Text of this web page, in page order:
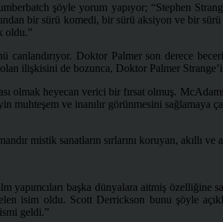
şöyle yorum yapıyor; “Stephen
bir sürü komedi, bir sürü aksiyon ve bir
oldu.”
Doktor Palmer son derece
ilişkisini de bozunca, Doktor Palmer
olmak heyecan verici bir fırsat olmuş.
muhteşem ve inanılır görünmesini sağlamaya
mistik sanatların sırlarını koruyan, akıllı
başka dünyalara aitmiş özelliğine
isim oldu. Scott Derrickson bunu şöyle
geldi.”